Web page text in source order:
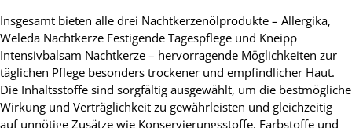
Insgesamt bieten alle drei Nachtkerzenölprodukte – Allergika,
Weleda Nachtkerze Festigende Tagespflege und Kneipp
Intensivbalsam Nachtkerze – hervorragende Möglichkeiten zur
täglichen Pflege besonders trockener und empfindlicher Haut.
Die Inhaltsstoffe sind sorgfältig ausgewählt, um die bestmögliche
Wirkung und Verträglichkeit zu gewährleisten und gleichzeitig
auf unnötige Zusätze wie Konservierungsstoffe, Farbstoffe und